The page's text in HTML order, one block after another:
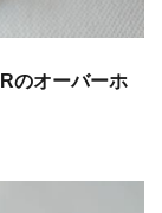
のオーバーホ